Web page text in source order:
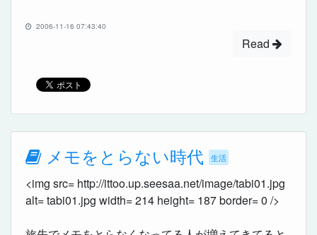
2006-11-16 07:43:40
Read
メモをとらない時代 生活
<img src= http://ittoo.up.seesaa.net/image/tabi01.jpg
alt= tabi01.jpg width= 214 height= 187 border= 0 />